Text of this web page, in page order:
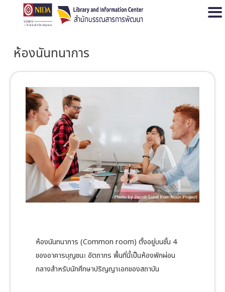
ห้องนันทนาการ
ห้องนันทนาการ (Common room) ตั้งอยู่บนชั้น 4
ของอาคารบุญชนะ อัตถากร พื้นที่นี้เป็นห้องพักผ่อน
กลางสำหรับนักศึกษาปริญญาเอกของสถาบัน